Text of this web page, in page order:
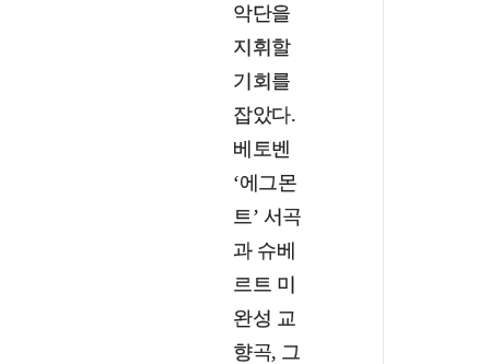
악단을
지휘할
기회를
잡았다.
베토벤
‘에그몬
트’ 서곡
과 슈베
르트 미
완성 교
향곡, 그